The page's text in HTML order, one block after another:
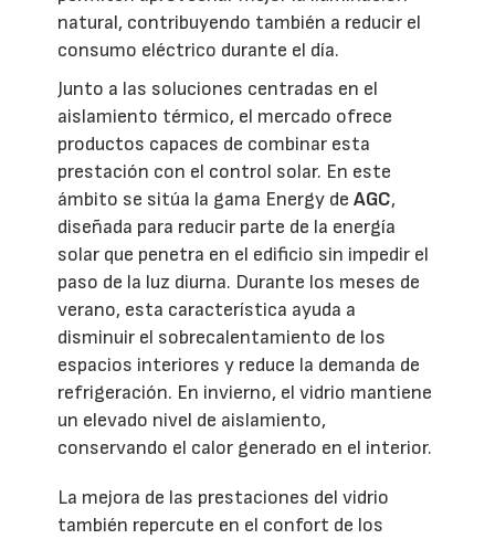
natural, contribuyendo también a reducir el
consumo eléctrico durante el día.
Junto a las soluciones centradas en el
aislamiento térmico, el mercado ofrece
productos capaces de combinar esta
prestación con el control solar. En este
ámbito se sitúa la gama Energy de AGC,
diseñada para reducir parte de la energía
solar que penetra en el edificio sin impedir el
paso de la luz diurna. Durante los meses de
verano, esta característica ayuda a
disminuir el sobrecalentamiento de los
espacios interiores y reduce la demanda de
refrigeración. En invierno, el vidrio mantiene
un elevado nivel de aislamiento,
conservando el calor generado en el interior.
La mejora de las prestaciones del vidrio
también repercute en el confort de los